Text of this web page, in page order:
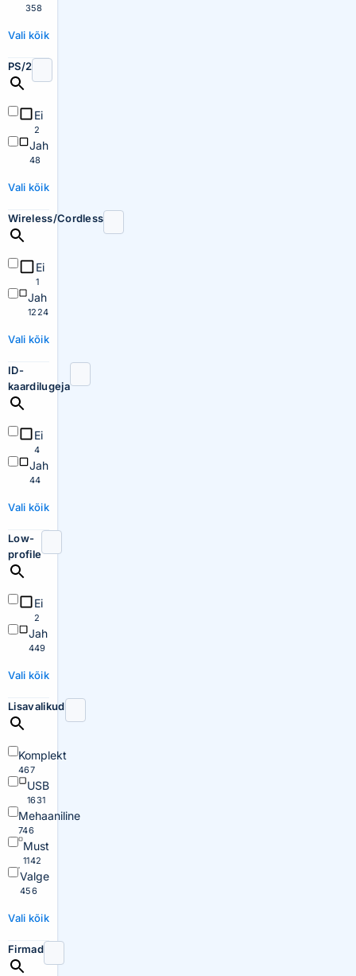
358
Vali kõik
PS/2
Ei
2
Jah
48
Vali kõik
Wireless/Cordless
Ei
1
Jah
1224
Vali kõik
ID-
kaardilugeja
Ei
4
Jah
44
Vali kõik
Low-
profile
Ei
2
Jah
449
Vali kõik
Lisavalikud
Komplekt
467
USB
1631
Mehaaniline
746
Must
1142
Valge
456
Vali kõik
Firmad